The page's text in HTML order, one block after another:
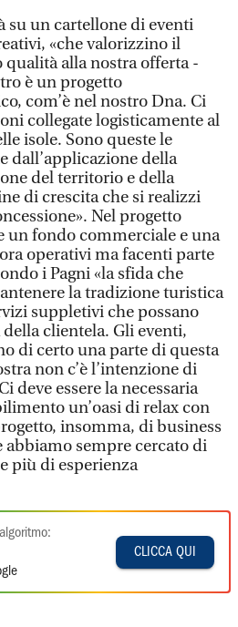
su un cartellone di eventi
«che valorizzino il
alla nostra offerta -
è un progetto
com’è nel nostro Dna. Ci
collegate logisticamente al
isole. Sono queste le
dall’applicazione della
del territorio e della
di crescita che si realizzi
Nel progetto
un fondo commerciale e una
operativi ma facenti parte
i Pagni «la sfida che
la tradizione turistica
suppletivi che possano
clientela. Gli eventi,
di certo una parte di questa
non c’è l’intenzione di
deve essere la necessaria
un’oasi di relax con
insomma, di business
abbiamo sempre cercato di
più di esperienza
CLICCA QUI